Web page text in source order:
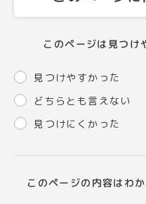
このページは見つけ
見つけやすかった
どちらとも言えない
見つけにくかった
このページの内容はわ